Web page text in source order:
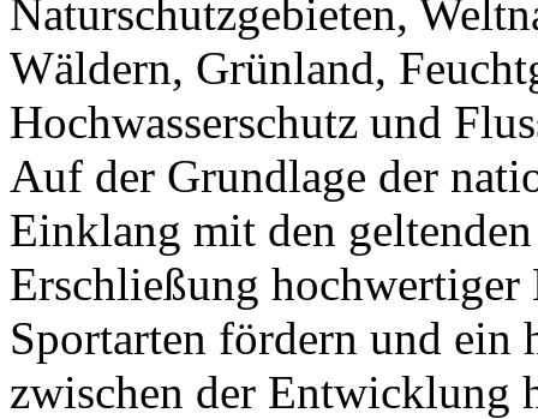
Naturschutzgebieten,
Wäldern, Grünland,
Hochwasserschutz und
Auf der Grundlage der
Einklang mit den
Erschließung
Sportarten fördern und ein
zwischen der Entwicklung